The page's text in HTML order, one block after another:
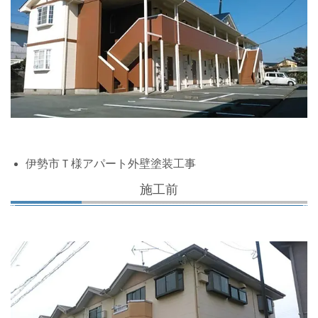
伊勢市Ｔ様アパート外壁塗装工事
施工前